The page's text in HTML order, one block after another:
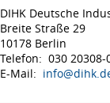
DIHK Deutsche
Breite Straße 29
10178 Berlin
Telefon: 030
E-Mail: